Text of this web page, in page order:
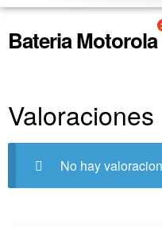
Bateria Motorola
Valoraciones
No hay